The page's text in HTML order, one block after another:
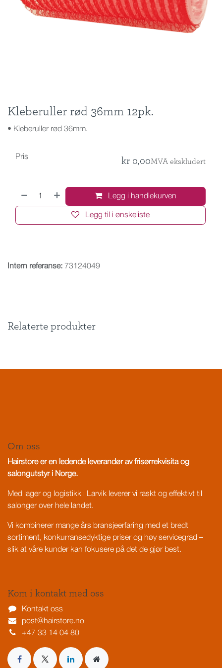
Kleberuller rød 36mm 12pk.
• Kleberuller rød 36mm.
Legg i handlekurven
Legg til i ønskeliste
Pris kr 0,00MVA ekskludert
Intern referanse: 73124049
Relaterte produkter
Om oss
Hairstore er en ledende leverandør av frisørrekvisita og
salongutstyr i Norge.
Med lager og logistikk i Larvik leverer vi raskt og effektivt til
salonger over hele landet.
Vi kombinerer mange års bransjeerfaring med et bredt
sortiment, konkurransedyktige priser og høy servicegrad –
slik at våre kunder kan fokusere på det de gjør best.
Kom i kontakt med oss
Kontakt oss
post@hairstore.no
+47 33 14 04 80